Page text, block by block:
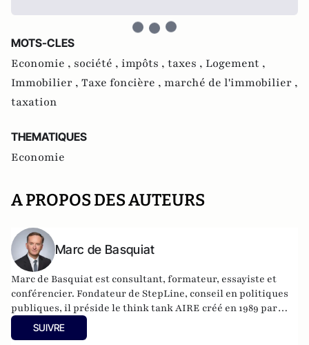
MOTS-CLES
Economie , société , impôts , taxes , Logement ,
Immobilier , Taxe foncière , marché de l'immobilier ,
taxation
THEMATIQUES
Economie
A PROPOS DES AUTEURS
Marc de Basquiat
Marc de Basquiat est consultant, formateur, essayiste et
conférencier. Fondateur de StepLine, conseil en politiques
publiques, il préside le think tank AIRE créé en 1989 par
Henri Guitton
et intervient comme expert GenerationLibre.
Il est diplômé de Centrale-Supélec, d'ESCP Europe et
SUIVRE